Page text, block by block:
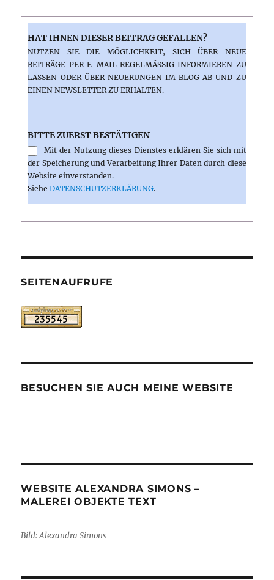
HAT IHNEN DIESER BEITRAG GEFALLEN?
NUTZEN SIE DIE MÖGLICHKEIT, SICH ÜBER NEUE
BEITRÄGE PER E-MAIL REGELMÄSSIG INFORMIEREN ZU L
ASSEN ODER ÜBER NEUERUNGEN IM BLOG AB UND ZU E
INEN NEWSLETTER ZU ERHALTEN.
BITTE ZUERST BESTÄTIGEN
Mit der Nutzung dieses Dienstes erklären Sie sich mit
der Speicherung und Verarbeitung Ihrer Daten durch diese
Website einverstanden.
SieheDATENSCHUTZERKLÄRUNG.
SEITENAUFRUFE
BESUCHEN SIE AUCH MEINE WEBSITE
WEBSITE ALEXANDRA SIMONS –
MALEREI OBJEKTE TEXT
Bild: Alexandra Simons